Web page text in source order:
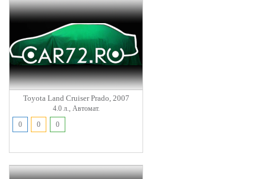
Toyota Land Cruiser Prado, 2007
4.0 л., Автомат.
0
0 0